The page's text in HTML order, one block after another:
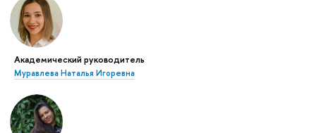
Академический руководитель
Муравлева Наталья Игоревна